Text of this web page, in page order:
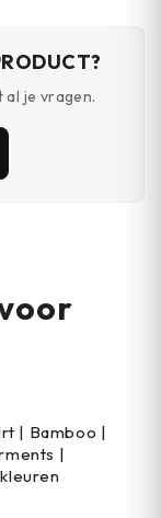
je vragen.
| Bamboo |
|